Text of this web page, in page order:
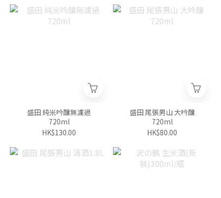
盛田 純米吟釀無濾過
720ml
HK$130.00
盛田 尾張男山 大吟釀
720ml
HK$80.00